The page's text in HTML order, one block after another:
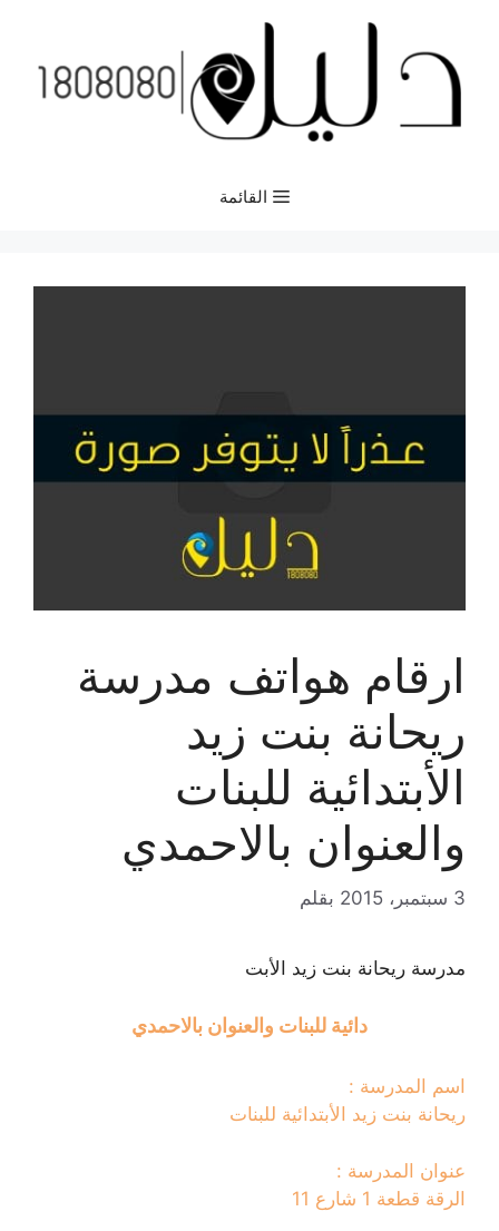
المحتوى
القائمة
ارقام هواتف مدرسة
ريحانة بنت زيد
الأبتدائية للبنات
والعنوان بالاحمدي
3 سبتمبر، 2015 بقلم
مدرسة ريحانة بنت زيد الأبت
دائية للبنات والعنوان بالاحمدي
اسم المدرسة :
ريحانة بنت زيد الأبتدائية للبنات
عنوان المدرسة :
الرقة قطعة 1 شارع 11